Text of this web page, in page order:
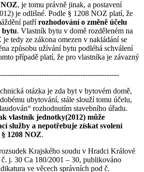
, je tomu právně jinak, a postavení
je odlišné. Podle § 1208 NOZ platí, že
patřírozhodování o změně účelu
bytu. Vlastník bytu v domě rozděleném na
tedy ze zákona omezen v nakládání se
způsobu užívání bytu podléhá schválení
případě platí, že pro vlastníka je závazný
otázka je zda byt v bytovém domě,
ubytování, stále slouží tomu účelu,
rozhodnutím stavebního úřadu.
vlastník jednotky(2012) může
služby a nepotřebuje získat svolení
1208 NOZ.
Krajského soudu v Hradci Králové
č. j. 30 Ca 180/2001 – 30, publikováno
ve věcech správních pod č.